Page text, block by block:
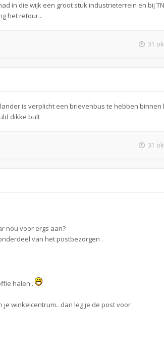
in die wijk een groot stuk industrieterrein en bij
het retour...
31
is verplicht een brievenbus te hebben binnen
dikke bult
31
nou voor ergs aan?
van het postbezorgen .
halen..
winkelcentrum.. dan leg je de post voor